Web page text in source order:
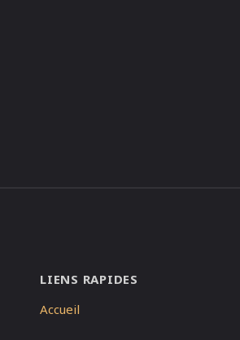
LIENS RAPIDES
Accueil